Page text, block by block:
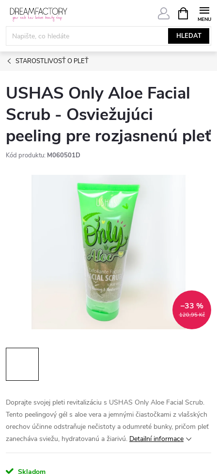
Přejít
obsah
HLEDAT
NÁKUPNÍ
KOŠÍK
STAROSTLIVOSŤ O PLEŤ
USHAS Only Aloe Facial
Scrub - Osviežujúci
peeling pre rozjasnenú pleť
Kód produktu: M060501D
120,95 Kč
–33 %
Doprajte svojej pleti revitalizáciu s USHAS Only Aloe Facial Scrub.
Tento peelingový gél s aloe vera a jemnými čiastočkami z vlašských
orechov účinne odstraňuje nečistoty a odumreté bunky, pričom pleť
zanecháva sviežu, hydratovanú a žiarivú. Detailní informace
Skladom